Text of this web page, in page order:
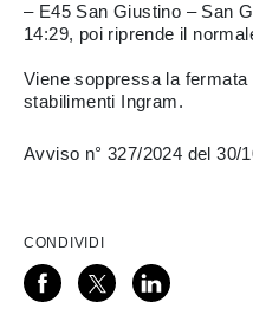
– E45 San Giustino – San
14:29, poi riprende il
Viene soppressa la
stabilimenti Ingram.
Avviso n° 327/2024 del 30/
CONDIVIDI